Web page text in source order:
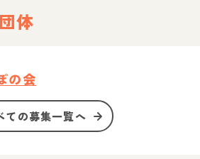
体
の会
ての募集一覧へ